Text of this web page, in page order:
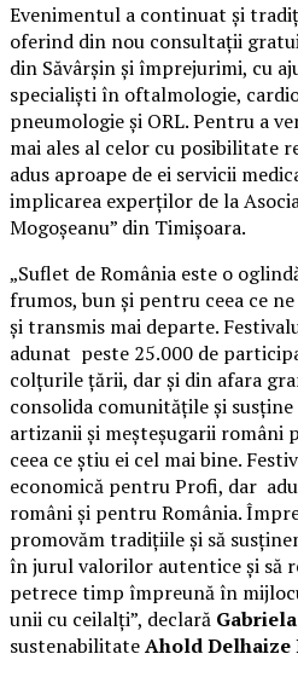
Evenimentul a continuat și
oferind din nou consultații
din Săvârșin și împrejurimi, cu
specialiști în oftalmologie,
pneumologie și ORL. Pentru a
mai ales al celor cu posibilitate
adus aproape de ei servicii
implicarea experților de la
Mogoșeanu” din Timișoara.
„Suflet de România este o
frumos, bun și pentru ceea ce
și transmis mai departe.
adunat peste 25.000 de
colțurile țării, dar și din afara
consolida comunitățile și
artizanii și meșteșugarii români
ceea ce știu ei cel mai bine.
economică pentru Profi, dar
români și pentru România.
promovăm tradițiile și să
în jurul valorilor autentice și să
petrece timp împreună în
unii cu ceilalți”, declară
sustenabilitateAhold Delhaize